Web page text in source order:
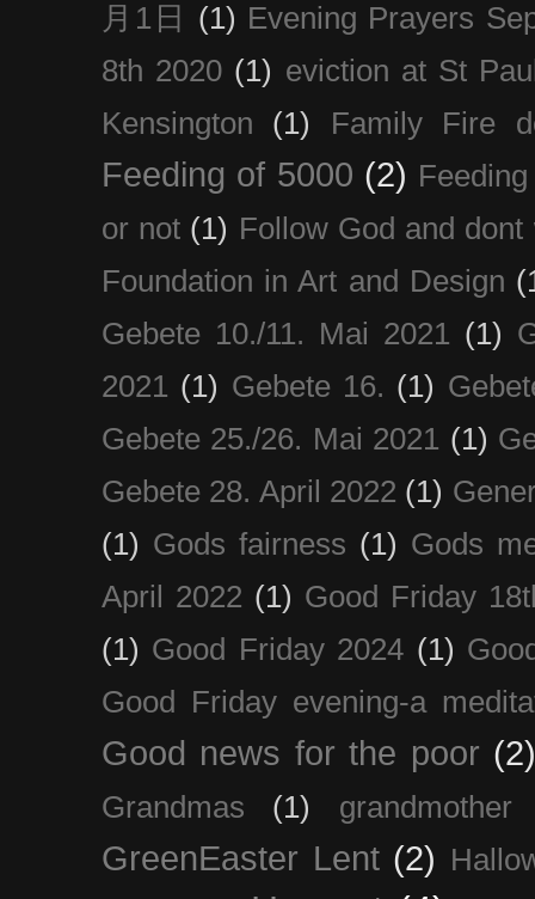
月1日
(1) Evening Prayers
8th 2020 (1) eviction at St
Kensington
(1) Family Fire
Feeding of 5000 (2)
or not (1) Follow God and dont
Foundation in Art and Design
Gebete 10./11. Mai 2021 (1)
2021 (1) Gebete 16. (1)
Gebete 25./26. Mai 2021 (1)
Gebete 28. April 2022 (1)
(1) Gods fairness (1) Gods
April 2022 (1) Good Friday
(1) Good Friday 2024 (1)
Good Friday evening-a
Good news for the poor
Grandmas (1) grandmother
GreenEaster Lent (2)